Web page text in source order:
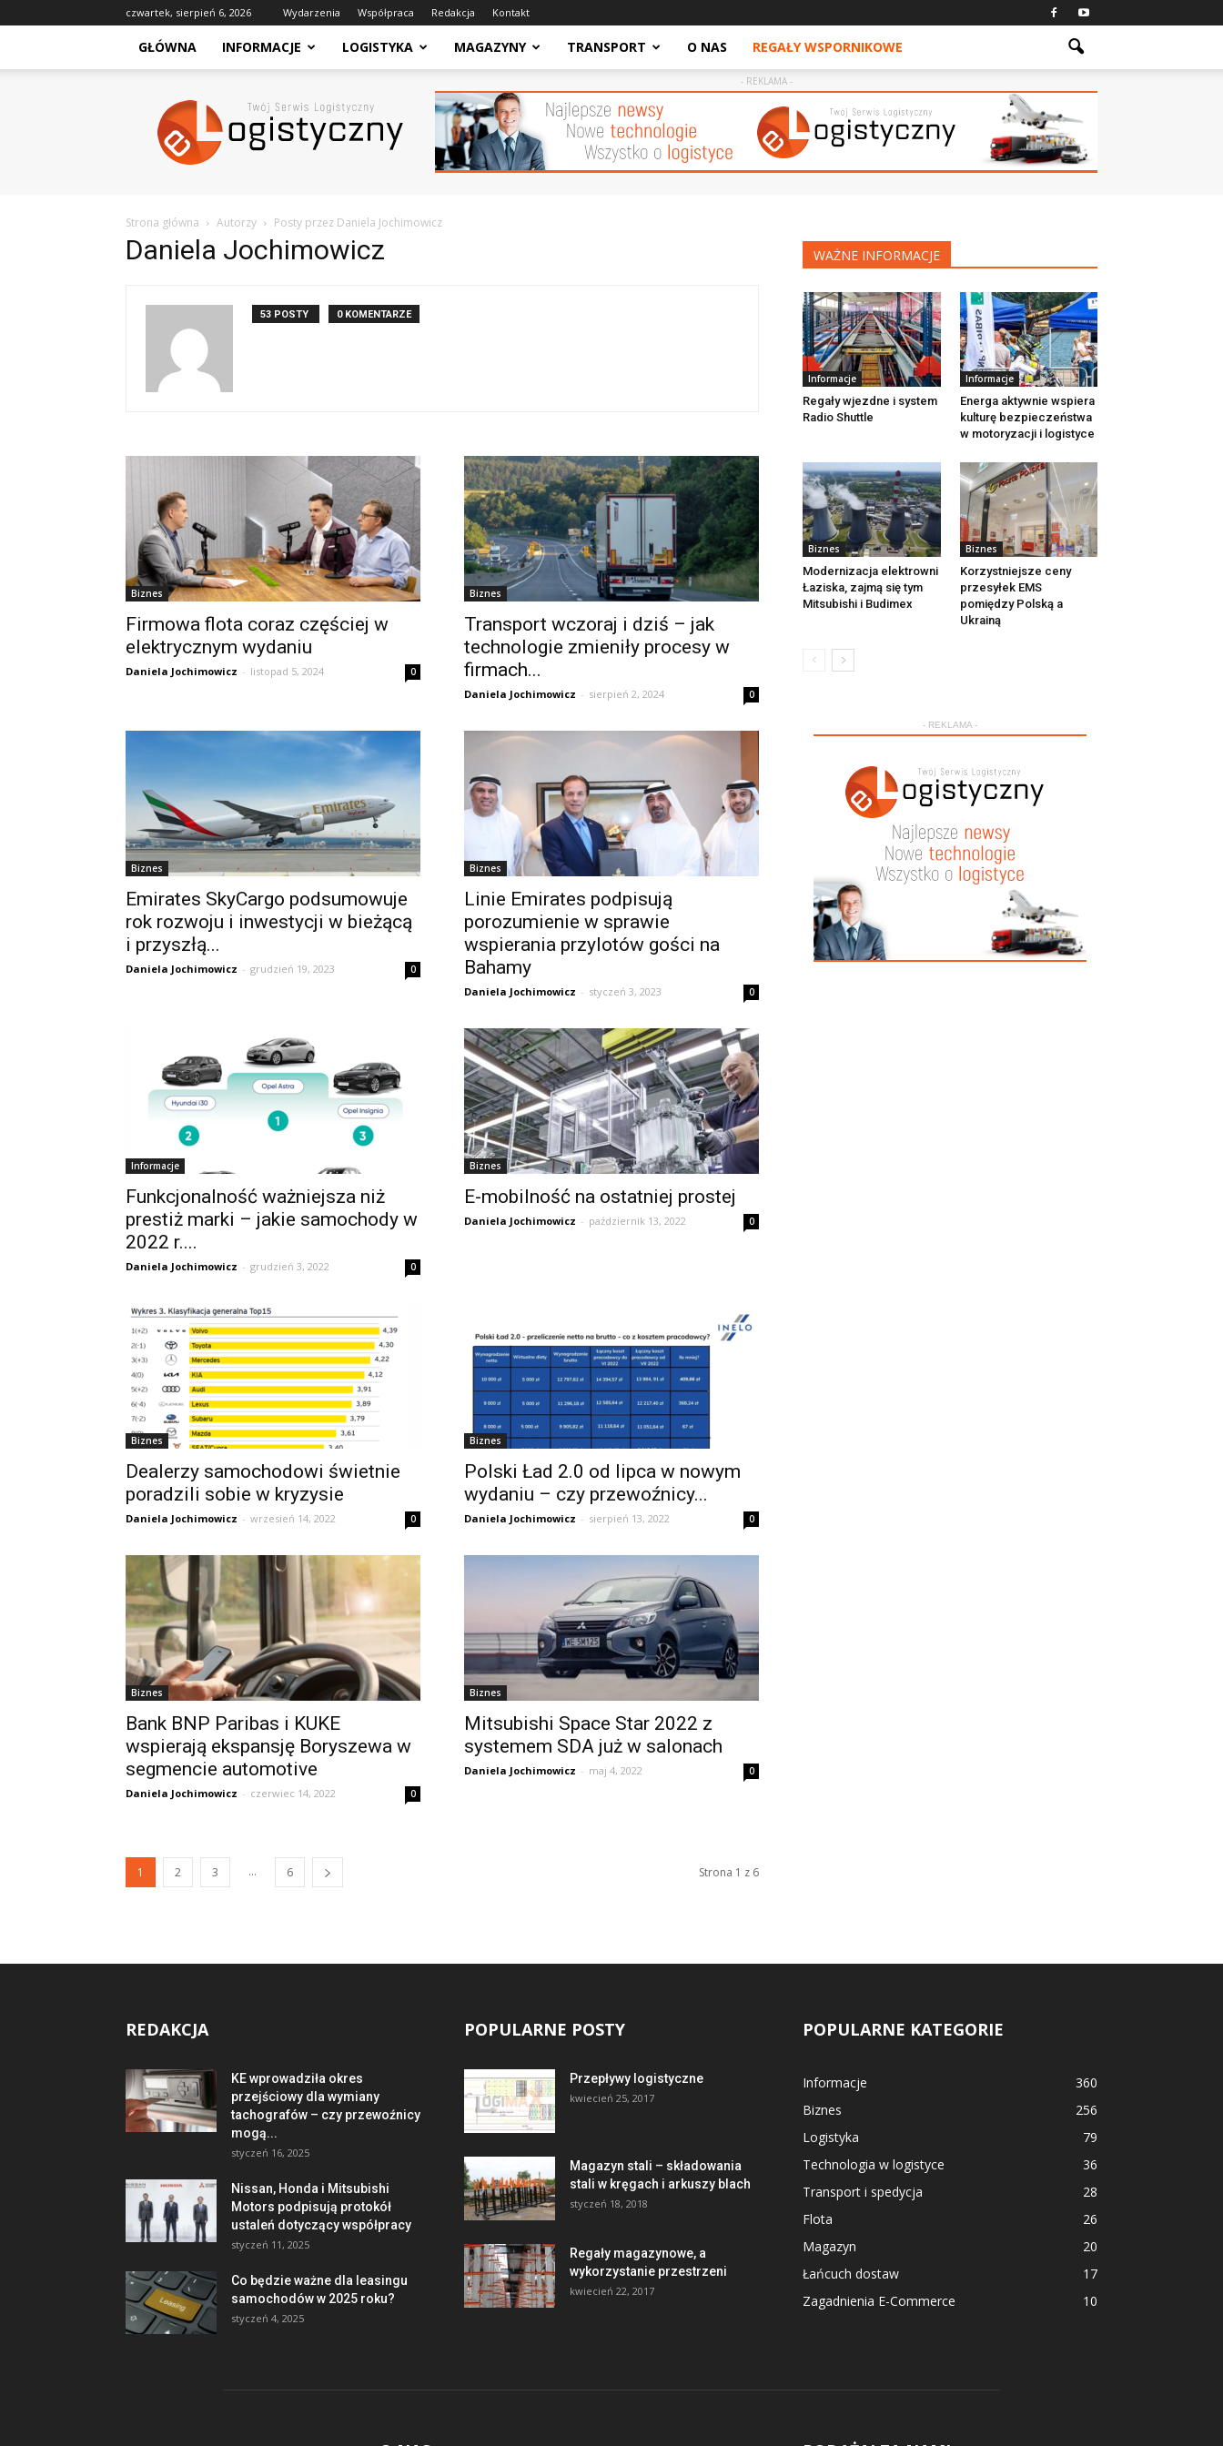
czwartek, sierpień 6, 2026 Wydarzenia Współpraca Redakcja Kontakt
GŁÓWNA INFORMACJE LOGISTYKA MAGAZYNY TRANSPORT O NAS REGAŁY WSPORNIKOWE
eLogistyczny
–
Twój
Serwis
- REKLAMA -
Strona główna Autorzy Posty przez Daniela Jochimowicz
Daniela Jochimowicz
53 POSTY 0 KOMENTARZE
Biznes
Firmowa flota coraz częściej w
elektrycznym wydaniu
Daniela Jochimowicz - listopad 5, 2024 0
Biznes
Transport wczoraj i dziś – jak
technologie zmieniły procesy w
firmach...
Daniela Jochimowicz - sierpień 2, 2024 0
Biznes
Emirates SkyCargo podsumowuje
rok rozwoju i inwestycji w bieżącą
i przyszłą...
Daniela Jochimowicz - grudzień 19, 2023 0
Biznes
Linie Emirates podpisują
porozumienie w sprawie
wspierania przylotów gości na
Bahamy
Daniela Jochimowicz - styczeń 3, 2023 0
Informacje
Funkcjonalność ważniejsza niż
prestiż marki – jakie samochody w
2022 r....
Daniela Jochimowicz - grudzień 3, 2022 0
Biznes
E-mobilność na ostatniej prostej
Daniela Jochimowicz - październik 13, 2022 0
Biznes
Dealerzy samochodowi świetnie
poradzili sobie w kryzysie
Daniela Jochimowicz - wrzesień 14, 2022 0
Biznes
Polski Ład 2.0 od lipca w nowym
wydaniu – czy przewoźnicy...
Daniela Jochimowicz - sierpień 13, 2022 0
Biznes
Bank BNP Paribas i KUKE
wspierają ekspansję Boryszewa w
segmencie automotive
Daniela Jochimowicz - czerwiec 14, 2022 0
Biznes
Mitsubishi Space Star 2022 z
systemem SDA już w salonach
Daniela Jochimowicz - maj 4, 2022 0
1 2 3 ... 6 Strona 1 z 6
WAŻNE INFORMACJE
Informacje
Regały wjezdne i system
Radio Shuttle
Informacje
Energa aktywnie wspiera
kulturę bezpieczeństwa
w motoryzacji i logistyce
Biznes
Modernizacja elektrowni
Łaziska, zajmą się tym
Mitsubishi i Budimex
Biznes
Korzystniejsze ceny
przesyłek EMS
pomiędzy Polską a
Ukrainą
- REKLAMA -
REDAKCJA
KE wprowadziła okres
przejściowy dla wymiany
tachografów – czy przewoźnicy
mogą...
styczeń 16, 2025
Nissan, Honda i Mitsubishi
Motors podpisują protokół
ustaleń dotyczący współpracy
styczeń 11, 2025
Co będzie ważne dla leasingu
samochodów w 2025 roku?
styczeń 4, 2025
POPULARNE POSTY
Przepływy logistyczne
kwiecień 25, 2017
Magazyn stali – składowania
stali w kręgach i arkuszy blach
styczeń 18, 2018
Regały magazynowe, a
wykorzystanie przestrzeni
kwiecień 22, 2017
POPULARNE KATEGORIE
Informacje
360
Biznes
256
Logistyka
79
Technologia w logistyce
36
Transport i spedycja
28
Flota
26
Magazyn
20
Łańcuch dostaw
17
Zagadnienia E-Commerce
10